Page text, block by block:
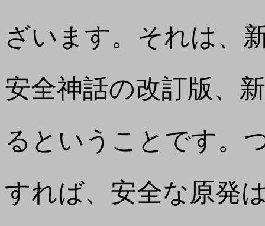
ざいます。それは、
安全神話の改訂版、
るということです。
すれば、安全な原発